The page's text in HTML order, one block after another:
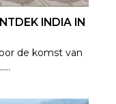
INDIA IN
de komst van